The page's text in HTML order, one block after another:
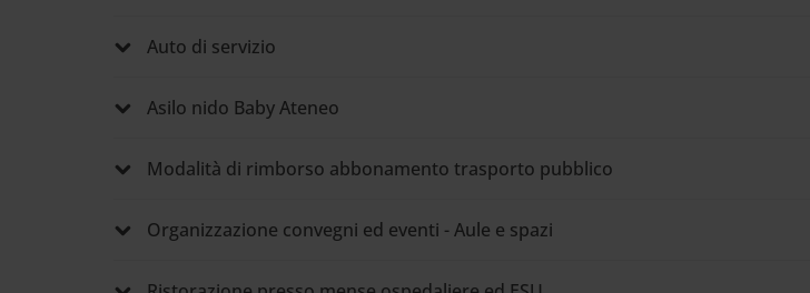
Auto di servizio
Asilo nido Baby Ateneo
Modalità di rimborso abbonamento trasporto pubblico
Organizzazione convegni ed eventi - Aule e spazi